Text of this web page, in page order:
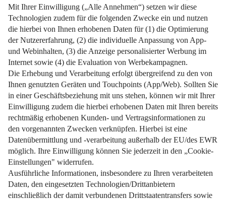
Weiterlesen
Impressum Datenschutz Nutzungsbedingungen
Pflichtinformationen AGB Über uns Bildquellen
Barrierefreiheit Widerrufsformular